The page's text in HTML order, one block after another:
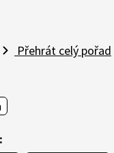
Přehrát celý pořad